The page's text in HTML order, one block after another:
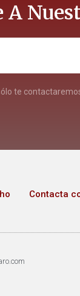
A
te
Contacta